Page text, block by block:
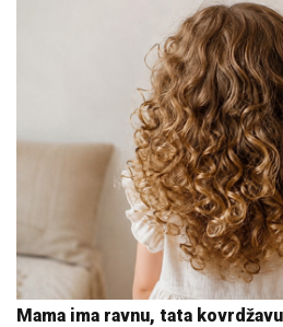
Mama ima ravnu, tata